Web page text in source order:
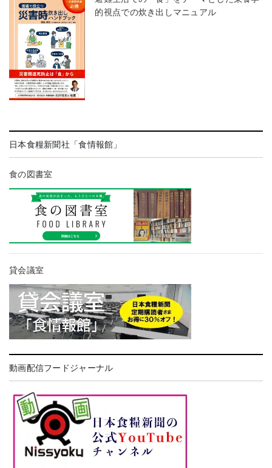
的視点での炊き出しマニュアル
日本食糧新聞社「食情報館」
食の図書室
貸会議室
動画配信フードジャーナル